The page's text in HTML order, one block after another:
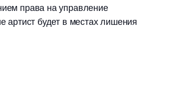
права на управление
артист будет в местах лишения